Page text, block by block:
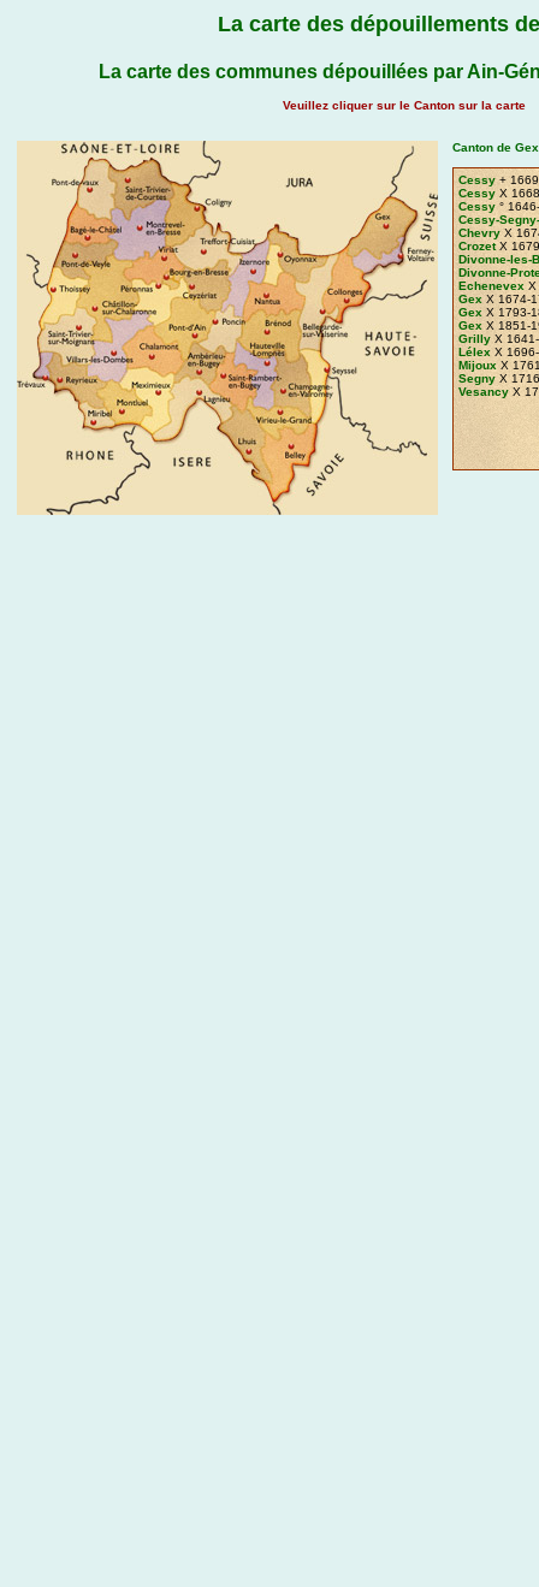
La carte des dépouillements
La carte des communes dépouillées par Ain-
Veuillez cliquer sur le Canton sur la carte
Canton de
Cessy +
Cessy X
Cessy °
Cessy-
Chevry X
CrozetX
Divonne-les-
Divonne-
Echenevex X
Gex X 1674-
Gex X 1793-
Gex X 1851-
Grilly X
Lélex X
Mijoux X
Segny X
Vesancy X